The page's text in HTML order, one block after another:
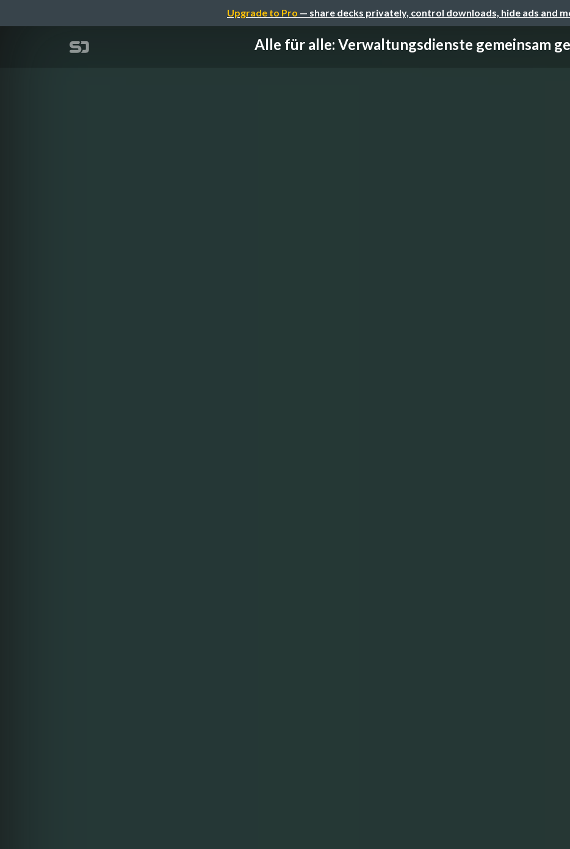
Upgrade to Pro — share decks privately, control downloads, hide ads and
Alle für alle: Verwaltungsdienste gemeinsam